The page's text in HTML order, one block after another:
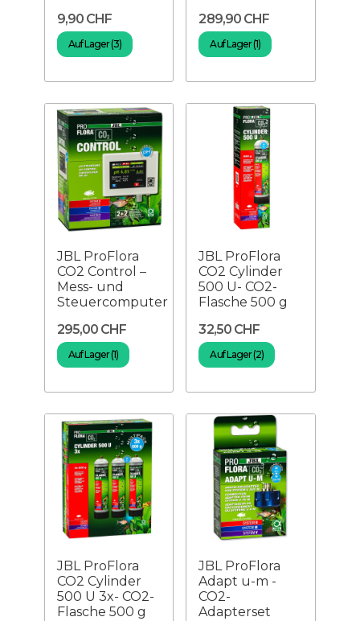
9,90 CHF
Auf Lager (3)
289,90 CHF
Auf Lager (1)
JBL ProFlora
CO2 Control –
Mess- und
Steuercomputer
295,00 CHF
Auf Lager (1)
JBL ProFlora
CO2 Cylinder
500 U- CO2-
Flasche 500 g
32,50 CHF
Auf Lager (2)
JBL ProFlora
CO2 Cylinder
500 U 3x- CO2-
Flasche 500 g
JBL ProFlora
Adapt u-m -
CO2-
Adapterset